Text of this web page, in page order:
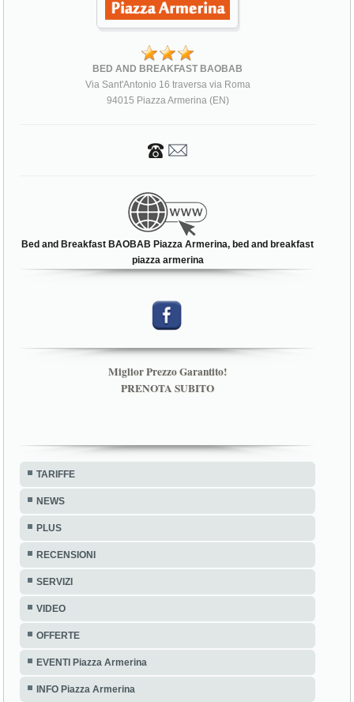
BED AND BREAKFAST BAOBAB
Via Sant'Antonio 16 traversa via Roma
94015 Piazza Armerina (EN)
Bed and Breakfast BAOBAB Piazza Armerina, bed and breakfast
piazza armerina
Miglior Prezzo Garantito!
PRENOTA SUBITO
TARIFFE
NEWS
PLUS
RECENSIONI
SERVIZI
VIDEO
OFFERTE
EVENTI Piazza Armerina
INFO Piazza Armerina